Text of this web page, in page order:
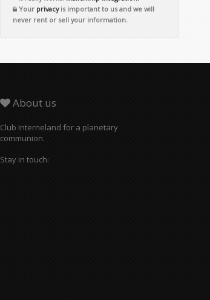
Your privacyis important to us and we will
never rent or sell your information.
About us
Club Interneland for a planetary
communion.
Stay in touch: